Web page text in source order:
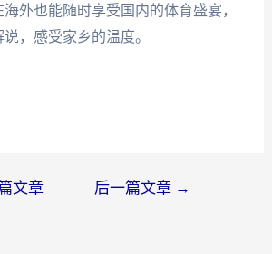
外也能随时享受国内的体育盛宴，
，感受家乡的温度。
文章 后一篇文章 →